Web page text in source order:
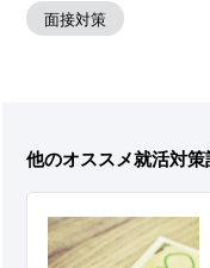
面接対策
他のオススメ就活対